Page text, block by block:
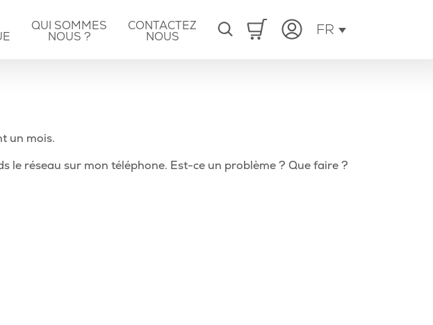
QUI SOMMES
NOUS ?
CONTACTEZ
NOUS
FR
un mois.
le réseau sur mon téléphone. Est-ce un problème ? Que faire ?